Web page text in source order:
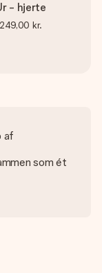
- hjerte
249,00 kr.
af
som ét